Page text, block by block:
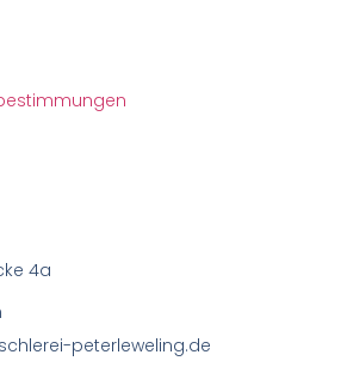
4a
peterleweling.de